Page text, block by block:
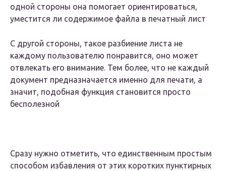
одной стороны она помогает ориентироваться,
уместится ли содержимое файла в печатный лист
С другой стороны, такое разбиение листа не
каждому пользователю понравится, оно может
отвлекать его внимание. Тем более, что не каждый
документ предназначается именно для печати, а
значит, подобная функция становится просто
бесполезной
Сразу нужно отметить, что единственным простым
способом избавления от этих коротких пунктирных